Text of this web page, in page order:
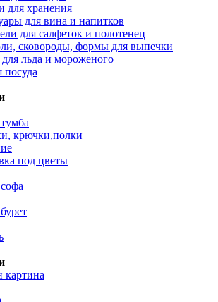
для хранения
для вина и напитков
для салфеток и полотенец
сковороды, формы для выпечки
льда и мороженого
посуда
крючки,полки
под цветы
картина